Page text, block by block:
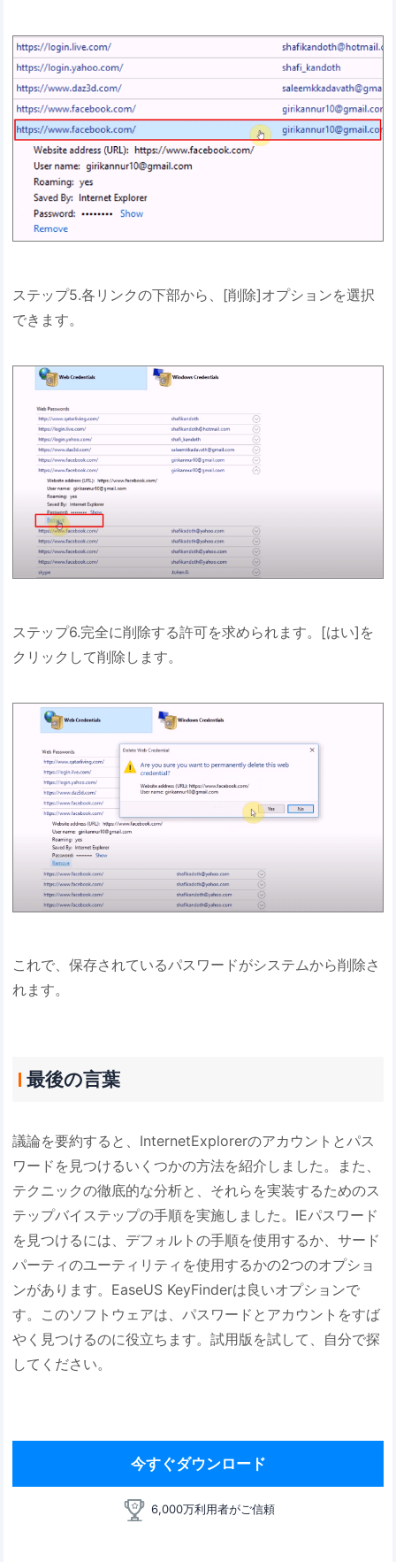
ステップ5.各リンクの下部から、[削除]オプションを選択
できます。
ステップ6.完全に削除する許可を求められます。[はい]を
クリックして削除します。
これで、保存されているパスワードがシステムから削除さ
れます。
最後の言葉
議論を要約すると、InternetExplorerのアカウントとパス
ワードを見つけるいくつかの方法を紹介しました。また、
テクニックの徹底的な分析と、それらを実装するためのス
テップバイステップの手順を実施しました。IEパスワード
を見つけるには、デフォルトの手順を使用するか、サード
パーティのユーティリティを使用するかの2つのオプショ
ンがあります。EaseUS KeyFinderは良いオプションで
す。このソフトウェアは、パスワードとアカウントをすば
やく見つけるのに役立ちます。試用版を試して、自分で探
してください。
今すぐダウンロード
6,000万利用者がご信頼